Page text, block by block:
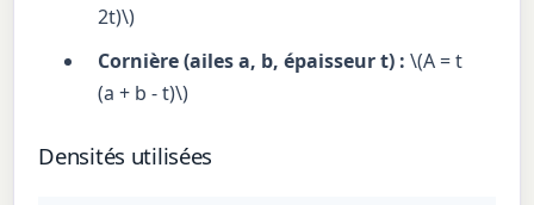
2t)\)
Cornière (ailes a, b, épaisseur t) : \(A = t
(a + b - t)\)
Densités utilisées